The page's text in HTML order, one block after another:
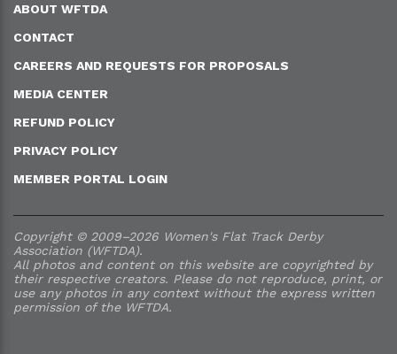
ABOUT WFTDA
CONTACT
CAREERS AND REQUESTS FOR PROPOSALS
MEDIA CENTER
REFUND POLICY
PRIVACY POLICY
MEMBER PORTAL LOGIN
Copyright © 2009–2026 Women's Flat Track Derby
Association (WFTDA).
All photos and content on this website are copyrighted by
their respective creators. Please do not reproduce, print, or
use any photos in any context without the express written
permission of the WFTDA.